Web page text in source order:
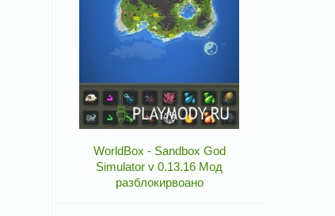
WorldBox - Sandbox God
Simulator v 0.13.16 Мод
разблокирвоано